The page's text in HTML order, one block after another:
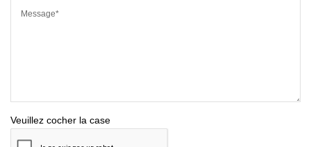
Message*
Veuillez cocher la case